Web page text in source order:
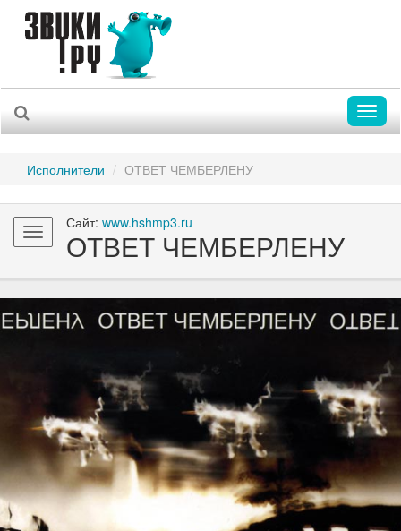
Исполнители ОТВЕТ ЧЕМБЕРЛЕНУ
Toggle
navigation
Сайт: www.hshmp3.ru
ОТВЕТ ЧЕМБЕРЛЕНУ